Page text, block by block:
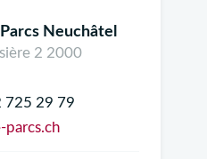
Neuchâtel
2 2000
29 79
parcs.ch